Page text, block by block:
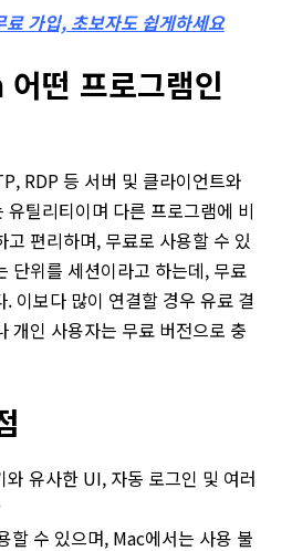
가입, 초보자도 쉽게하세요
떤 프로그램인
RDP 등 서버 및 클라이언트와
틸리티이며 다른 프로그램에 비
고 편리하며, 무료로 사용할 수 있
단위를 세션이라고 하는데, 무료
이보다 많이 연결할 경우 유료 결
개인 사용자는 무료 버전으로 충
와 유사한 UI, 자동 로그인 및 여러
수 있으며, Mac에서는 사용 불